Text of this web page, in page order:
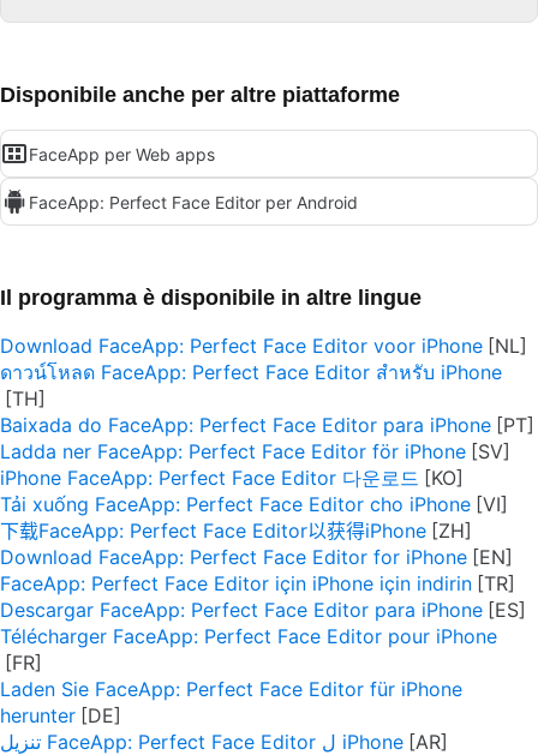
Disponibile anche per altre piattaforme
FaceApp per Web apps
FaceApp: Perfect Face Editor per Android
Il programma è disponibile in altre lingue
Download FaceApp: Perfect Face Editor voor iPhone
ดาวน์โหลด FaceApp: Perfect Face Editor สำหรับ iPhone
Baixada do FaceApp: Perfect Face Editor para iPhone
Ladda ner FaceApp: Perfect Face Editor för iPhone
iPhone FaceApp: Perfect Face Editor 다운로드
Tải xuống FaceApp: Perfect Face Editor cho iPhone
下载FaceApp: Perfect Face Editor以获得iPhone
Download FaceApp: Perfect Face Editor for iPhone
FaceApp: Perfect Face Editor için iPhone için indirin
Descargar FaceApp: Perfect Face Editor para iPhone
Télécharger FaceApp: Perfect Face Editor pour iPhone
Laden Sie FaceApp: Perfect Face Editor für iPhone
herunter
تنزيل FaceApp: Perfect Face Editor ل iPhone